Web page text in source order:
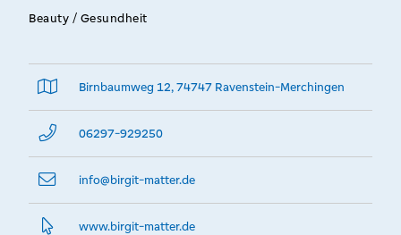
Beauty / Gesundheit
Birnbaumweg 12, 74747 Ravenstein-Merchingen
06297-929250
info@­birgit-matter.de
www.­birgit-matter.­de